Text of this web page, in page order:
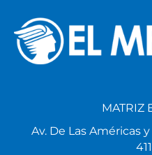
MATRIZ
Av. De Las Américas